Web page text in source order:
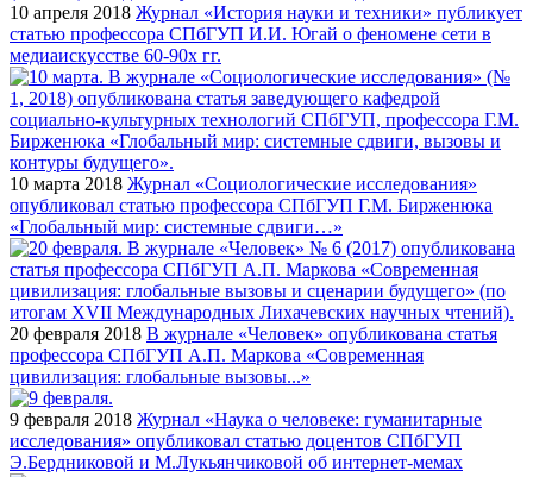
10 апреля 2018 Журнал «История науки и техники» публикует
статью профессора СПбГУП И.И. Югай о феномене сети в
медиаискусстве 60-90х гг.
10 марта 2018 Журнал «Социологические исследования»
опубликовал статью профессора СПбГУП Г.М. Бирженюка
«Глобальный мир: системные сдвиги…»
20 февраля 2018 В журнале «Человек» опубликована статья
профессора СПбГУП А.П. Маркова «Современная
цивилизация: глобальные вызовы...»
9 февраля 2018 Журнал «Наука о человеке: гуманитарные
исследования» опубликовал статью доцентов СПбГУП
Э.Бердниковой и М.Лукьянчиковой об интернет-мемах